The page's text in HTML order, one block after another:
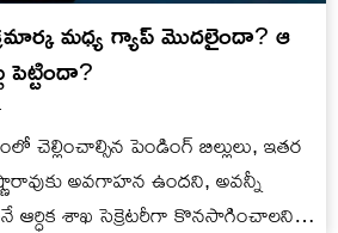
మధ్య గ్యాప్ మొదలైందా? ఆ
పెట్టిందా?
చెల్లించాల్సిన పెండింగ్ బిల్లులు, ఇతర
అవగాహన ఉందని, అవన్నీ
ఆర్ధిక శాఖ సెక్రెటరీగా కొనసాగించాలని